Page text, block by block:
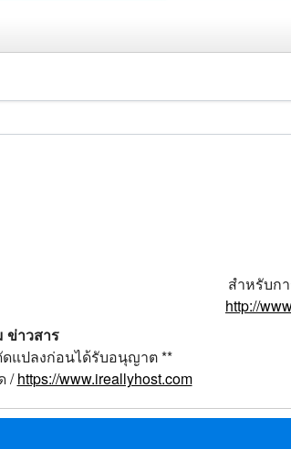
สำหรับก
http://
ข่าวสาร
แปลงก่อนได้รับอนุญาต **
/https://www.ireallyhost.com